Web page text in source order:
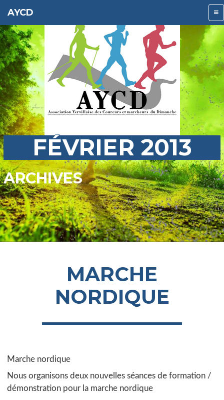
AYCD
FÉVRIER 2013
ARCHIVES
MARCHE
NORDIQUE
Marche nordique
Nous organisons deux nouvelles séances de formation /
démonstration pour la marche nordique